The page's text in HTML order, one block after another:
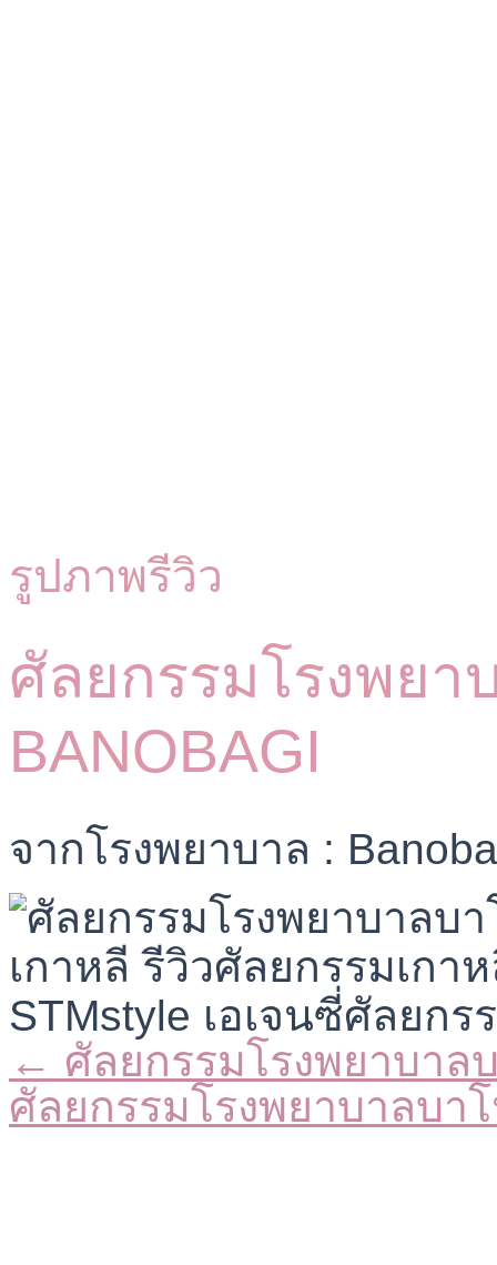
รูปภาพรีวิว
ศัลยกรรมโรงพยา
BANOBAGI
จากโรงพยาบาล :
navigation
← ศัลยกรรมโรงพยาบาล
ศัลยกรรมโรงพยาบาลบา